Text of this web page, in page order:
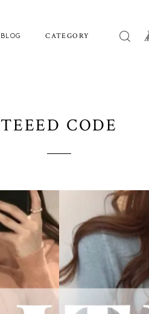
BLOG CATEGORY
TEEED CODE